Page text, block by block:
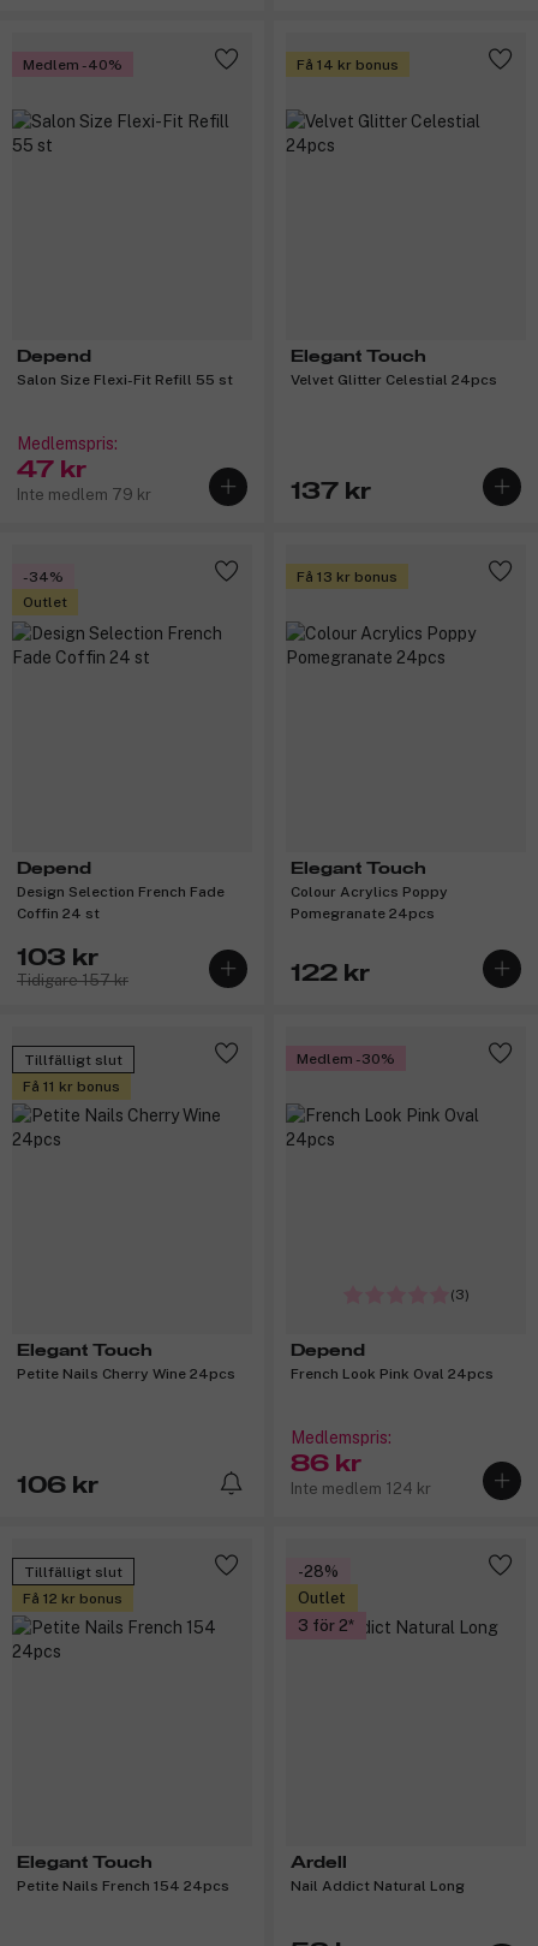
Medlem -40%
Depend
Salon Size Flexi-Fit Refill 55 st
Medlemspris:
47 kr
Inte medlem 79 kr
Få 14 kr bonus
Elegant Touch
Velvet Glitter Celestial 24pcs
137 kr
-34%
Outlet
Depend
Design Selection French Fade
Coffin 24 st
103 kr
Tidigare 157 kr
Få 13 kr bonus
Elegant Touch
Colour Acrylics Poppy
Pomegranate 24pcs
122 kr
Tillfälligt slut
Få 11 kr bonus
Elegant Touch
Petite Nails Cherry Wine 24pcs
106 kr
Medlem -30%
(3)
Depend
French Look Pink Oval 24pcs
Medlemspris:
86 kr
Inte medlem 124 kr
Tillfälligt slut
Få 12 kr bonus
Elegant Touch
Petite Nails French 154 24pcs
-28%
Outlet
3 för 2
Ardell
Nail Addict Natural Long